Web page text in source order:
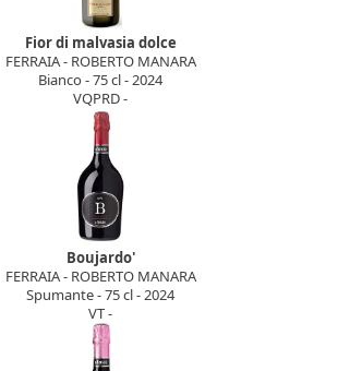
Fior di malvasia dolce
FERRAIA - ROBERTO MANARA
Bianco - 75 cl - 2024
VQPRD -
Boujardo'
FERRAIA - ROBERTO MANARA
Spumante - 75 cl - 2024
VT -